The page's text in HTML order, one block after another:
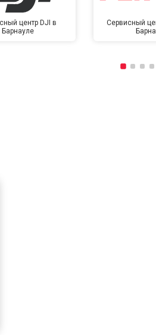
центр DJI в
Барнауле
Сервисный